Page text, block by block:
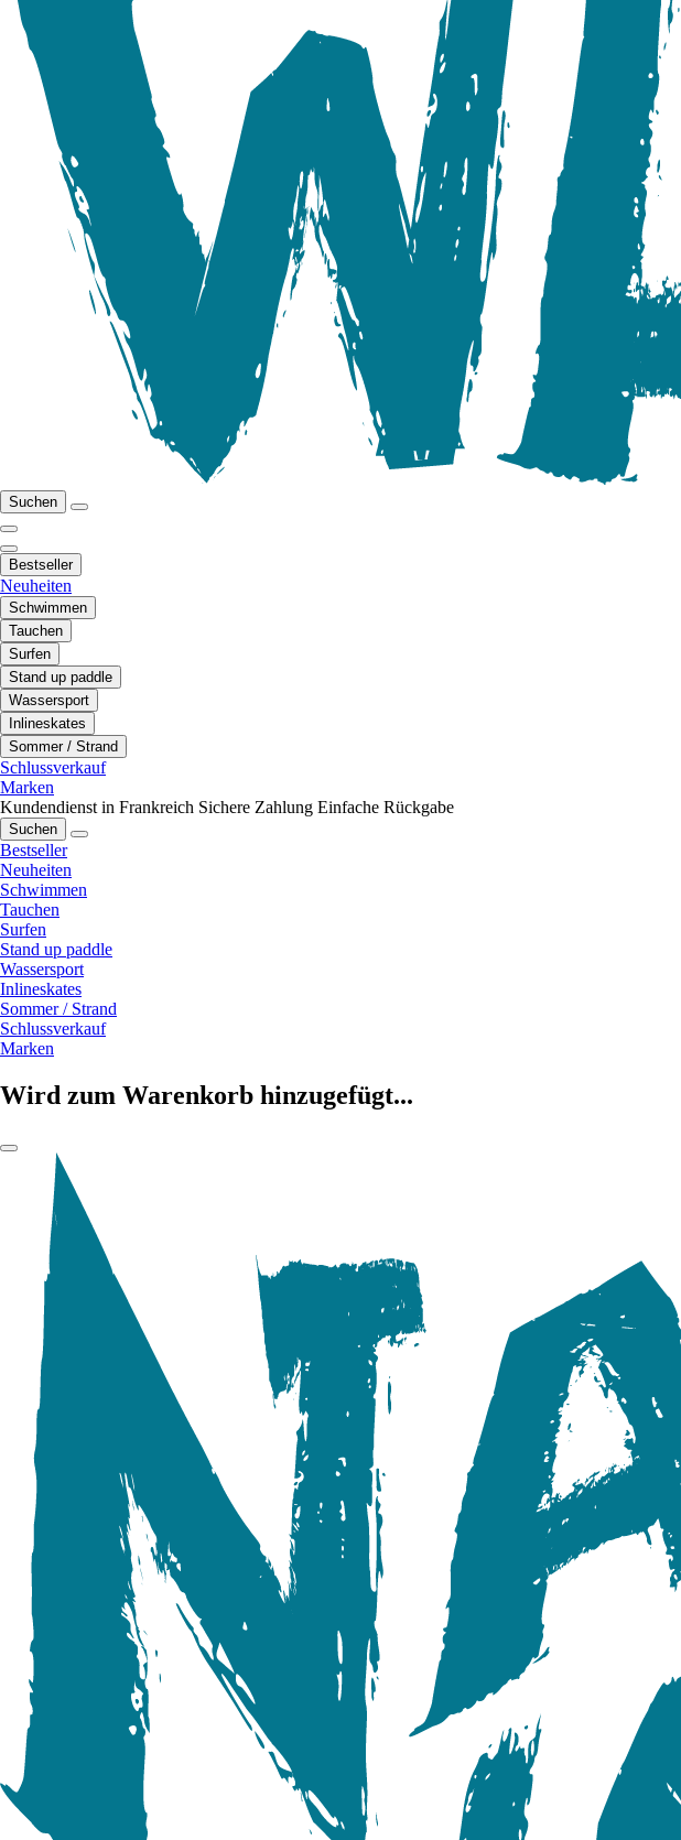
Suchen
Bestseller
Neuheiten
Schwimmen
Tauchen
Surfen
Stand up paddle
Wassersport
Inlineskates
Sommer / Strand
Schlussverkauf
Marken
Kundendienst in Frankreich Sichere Zahlung Einfache Rückgabe
Suchen
Bestseller
Neuheiten
Schwimmen
Tauchen
Surfen
Stand up paddle
Wassersport
Inlineskates
Sommer / Strand
Schlussverkauf
Marken
Wird zum Warenkorb hinzugefügt...